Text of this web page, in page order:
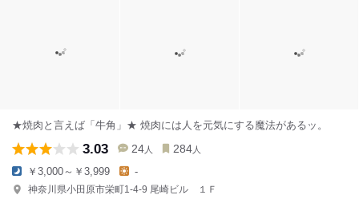
★焼肉と言えば「牛角」★ 焼肉には人を元気にする魔法があるッ。
3.03 24 人 284 人
￥3,000～￥3,999 -
神奈川県小田原市栄町1-4-9 尾崎ビル １Ｆ